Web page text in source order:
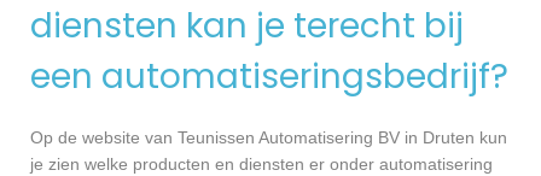
diensten kan je terecht bij
een automatiseringsbedrijf?
Op de website van Teunissen Automatisering BV in Druten kun
je zien welke producten en diensten er onder automatisering